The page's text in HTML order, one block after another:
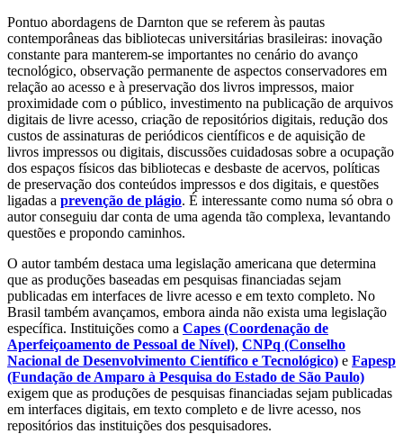
Pontuo abordagens de Darnton que se referem às pautas
contemporâneas das bibliotecas universitárias brasileiras: inovação
constante para manterem-se importantes no cenário do avanço
tecnológico, observação permanente de aspectos conservadores em
relação ao acesso e à preservação dos livros impressos, maior
proximidade com o público, investimento na publicação de arquivos
digitais de livre acesso, criação de repositórios digitais, redução dos
custos de assinaturas de periódicos científicos e de aquisição de
livros impressos ou digitais, discussões cuidadosas sobre a ocupação
dos espaços físicos das bibliotecas e desbaste de acervos, políticas
de preservação dos conteúdos impressos e dos digitais, e questões
ligadas a prevenção de plágio. É interessante como numa só obra o
autor conseguiu dar conta de uma agenda tão complexa, levantando
questões e propondo caminhos.
O autor também destaca uma legislação americana que determina
que as produções baseadas em pesquisas financiadas sejam
publicadas em interfaces de livre acesso e em texto completo. No
Brasil também avançamos, embora ainda não exista uma legislação
específica. Instituições como a Capes (Coordenação de
Aperfeiçoamento de Pessoal de Nível), CNPq (Conselho
Nacional de Desenvolvimento Científico e Tecnológico) e Fapesp
(Fundação de Amparo à Pesquisa do Estado de São Paulo)
exigem que as produções de pesquisas financiadas sejam publicadas
em interfaces digitais, em texto completo e de livre acesso, nos
repositórios das instituições dos pesquisadores.